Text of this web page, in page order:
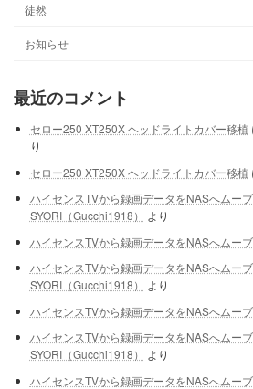
徒然
お知らせ
最近のコメント
セロー250 XT250X ヘッドライトカバー移植
り
セロー250 XT250X ヘッドライトカバー移植
ハイセンスTVから録画データをNASへムー
SYORI（Gucchi1918）
より
ハイセンスTVから録画データをNASへムー
ハイセンスTVから録画データをNASへムー
SYORI（Gucchi1918）
より
ハイセンスTVから録画データをNASへムー
ハイセンスTVから録画データをNASへムー
SYORI（Gucchi1918）
より
ハイセンスTVから録画データをNASへムー